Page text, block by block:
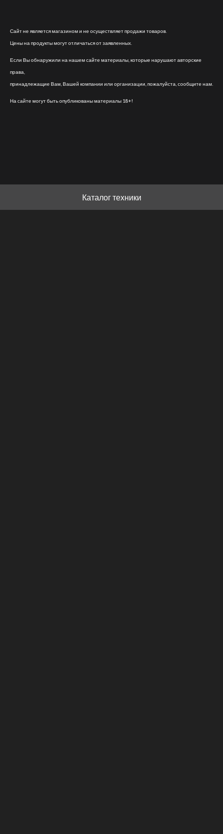
Сайт не является магазином и не осуществляет продажи товаров.
Цены на продукты могут отличаться от заявленных.
Если Вы обнаружили на нашем сайте материалы, которые нарушают авторские
права,
принадлежащие Вам, Вашей компании или организации, пожалуйста, сообщите нам.
На сайте могут быть опубликованы материалы 18+!
Каталог техники